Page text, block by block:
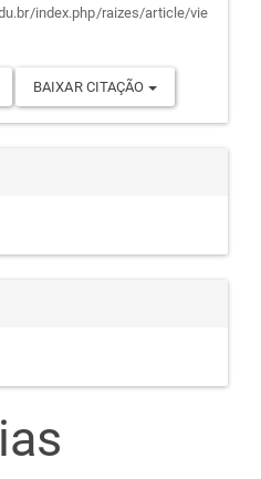
index.php/raizes/article/vie
BAIXAR CITAÇÃO